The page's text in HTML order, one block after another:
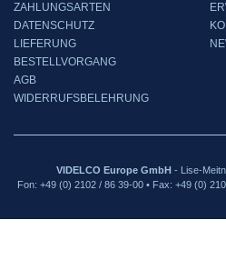
ZAHLUNGSARTEN
DATENSCHUTZ
LIEFERUNG
BESTELLVORGANG
AGB
WIDERRUFSBELEHRUNG
VIDELCO Europe GmbH - Lise-
Fon: +49 (0) 2102 / 86 39-00 • Fax: +49 (0)